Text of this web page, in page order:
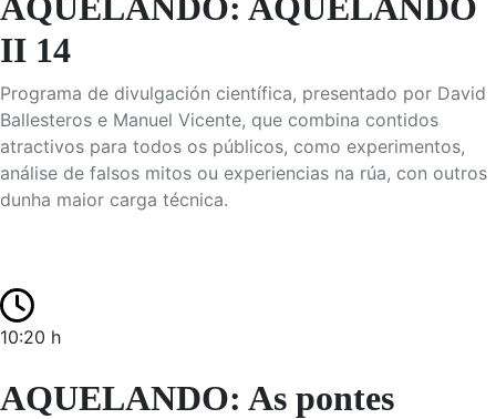
II 14
Programa de divulgación científica, presentado por David
Ballesteros e Manuel Vicente, que combina contidos
atractivos para todos os públicos, como experimentos,
análise de falsos mitos ou experiencias na rúa, con outros
dunha maior carga técnica.
10:20 h
AQUELANDO: As pontes